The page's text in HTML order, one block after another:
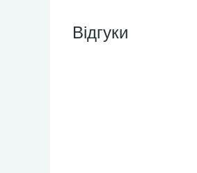
Відгуки